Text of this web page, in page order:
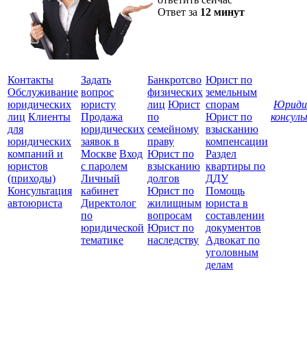
Ответ за 12 минут
Контакты
Обслуживание
юридических
лиц Клиенты
для
юридических
компаний и
юристов
(приходы)
Консультация
автоюриста
Задать
вопрос
юристу
Продажа
юридических
заявок в
Москве Вход
с паролем
Личный
кабинет
Директолог
по
юридической
тематике
Банкротсво
физических
лиц Юрист
по
семейному
праву
Юрист по
взысканию
долгов
Юрист по
жилищным
вопросам
Юрист по
наследству
Юрист по
земельным
спорам
Юрист по
взысканию
компенсации
Раздел
квартиры по
ДДУ
Помощь
юриста в
составлении
документов
Адвокат по
уголовным
делам